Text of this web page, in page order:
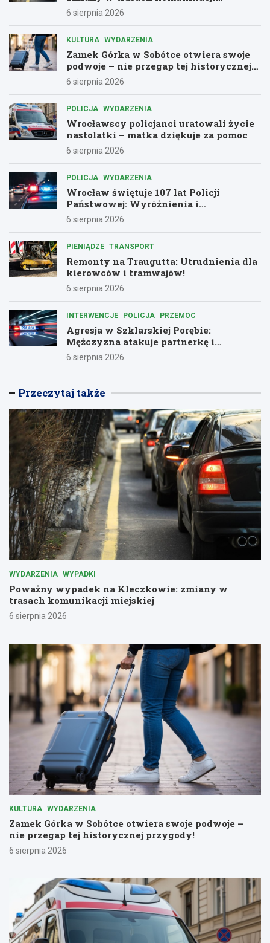
miejskiej
6 sierpnia 2026
KULTURA WYDARZENIA
Zamek Górka w Sobótce otwiera swoje
podwoje – nie przegap tej historycznej
przygody!
6 sierpnia 2026
POLICJA WYDARZENIA
Wrocławscy policjanci uratowali życie
nastolatki – matka dziękuje za pomoc
6 sierpnia 2026
POLICJA WYDARZENIA
Wrocław świętuje 107 lat Policji
Państwowej: Wyróżnienia i
podziękowania dla bohaterów służby
6 sierpnia 2026
PIENIĄDZE TRANSPORT
Remonty na Traugutta: Utrudnienia dla
kierowców i tramwajów!
6 sierpnia 2026
INTERWENCJE POLICJA PRZEMOC
Agresja w Szklarskiej Porębie:
Mężczyzna atakuje partnerkę i
policjantów butelką
6 sierpnia 2026
Przeczytaj także
WYDARZENIA WYPADKI
Poważny wypadek na Kleczkowie: zmiany w
trasach komunikacji miejskiej
6 sierpnia 2026
KULTURA WYDARZENIA
Zamek Górka w Sobótce otwiera swoje podwoje –
nie przegap tej historycznej przygody!
6 sierpnia 2026